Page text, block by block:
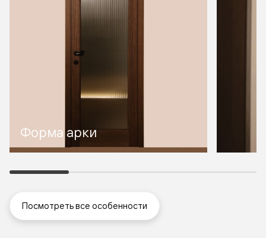
Форма арки
Посмотреть все особенности